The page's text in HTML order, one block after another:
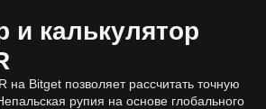
и калькулятор
на Bitget позволяет рассчитать точную
рупия на основе глобального